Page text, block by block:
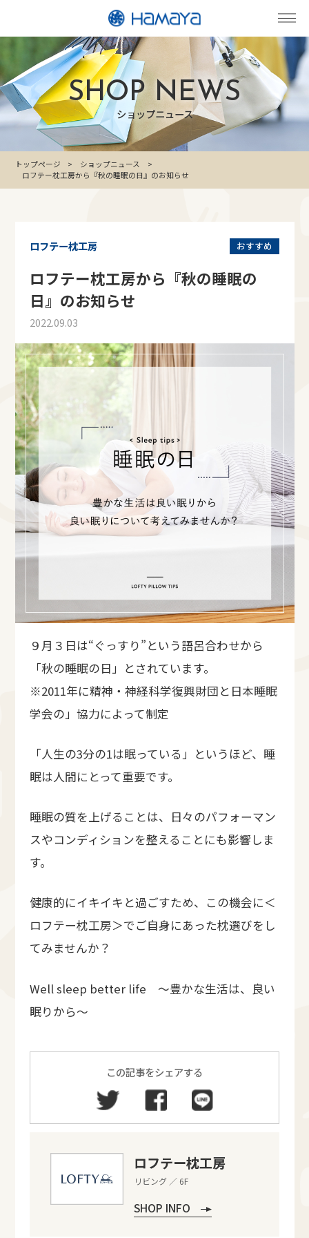
SHOP NEWS
ショップニュース
トップページ
ショップニュース
ロフテー枕工房から『秋の睡眠の日』のお知らせ
おすすめ
ロフテー枕工房
ロフテー枕工房から『秋の睡眠の
日』のお知らせ
2022.09.03
９月３日は“ぐっすり”という語呂合わせから
「秋の睡眠の日」とされています。
※2011年に精神・神経科学復興財団と日本睡眠
学会の」協力によって制定
「人生の3分の1は眠っている」というほど、睡
眠は人間にとって重要です。
睡眠の質を上げることは、日々のパフォーマン
スやコンディションを整えることにも影響しま
す。
健康的にイキイキと過ごすため、この機会に＜
ロフテー枕工房＞でご自身にあった枕選びをし
てみませんか？
Well sleep better life ～豊かな生活は、良い
眠りから～
この記事をシェアする
ロフテー枕工房
リビング ／ 6F
SHOP INFO